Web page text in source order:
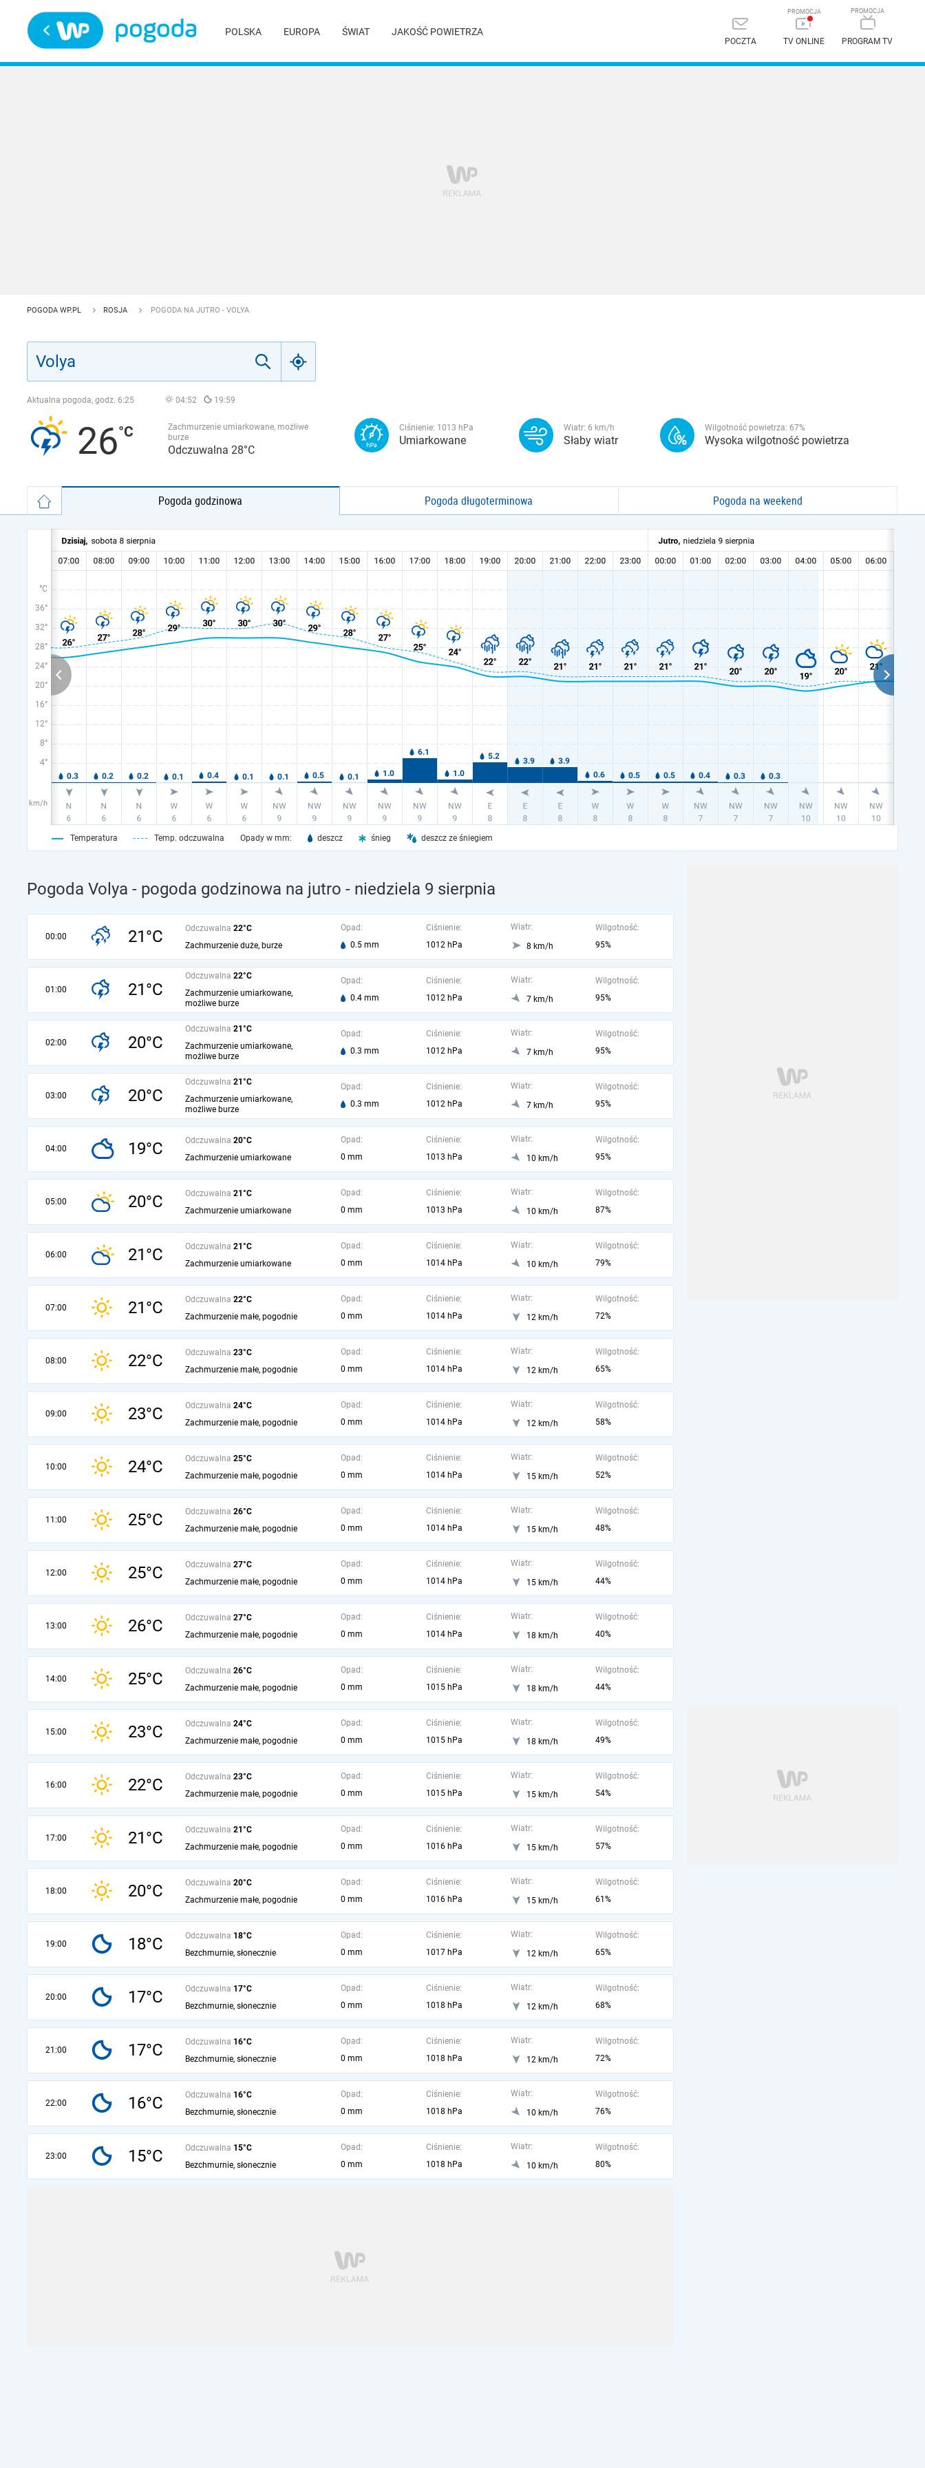
POLSKA EUROPA ŚWIAT JAKOŚĆ POWIETRZA
POCZTA TV ONLINE PROGRAM TV
POGODA WP.PL ROSJA POGODA NA JUTRO - VOLYA
Aktualna pogoda, godz. 6:25 04:52 19:59
26
Zachmurzenie umiarkowane, możliwe
burze
Odczuwalna 28°C
Ciśnienie: 1013 hPa
Umiarkowane
Wiatr: 6 km/h
Słaby wiatr
Wilgotność powietrza: 67%
Wysoka wilgotność powietrza
Pogoda godzinowa Pogoda długoterminowa Pogoda na weekend
°C
36°
32°
28°
24°
20°
16°
12°
8°
4°
km/h
Temperatura Temp. odczuwalna Opady w mm: deszcz śnieg deszcz ze śniegiem
Pogoda Volya - pogoda godzinowa na jutro - niedziela 9 sierpnia
00:00 21°C Odczuwalna 22°C
Zachmurzenie duże, burze
Opad:
0.5 mm
Ciśnienie:
1012 hPa
Wiatr:
8 km/h
Wilgotność:
95%
01:00 21°C
Odczuwalna 22°C
Zachmurzenie umiarkowane,
możliwe burze
Opad:
0.4 mm
Ciśnienie:
1012 hPa
Wiatr:
7 km/h
Wilgotność:
95%
02:00 20°C
Odczuwalna 21°C
Zachmurzenie umiarkowane,
możliwe burze
Opad:
0.3 mm
Ciśnienie:
1012 hPa
Wiatr:
7 km/h
Wilgotność:
95%
03:00 20°C
Odczuwalna 21°C
Zachmurzenie umiarkowane,
możliwe burze
Opad:
0.3 mm
Ciśnienie:
1012 hPa
Wiatr:
7 km/h
Wilgotność:
95%
04:00 19°C Odczuwalna 20°C
Zachmurzenie umiarkowane
Opad:
0 mm
Ciśnienie:
1013 hPa
Wiatr:
10 km/h
Wilgotność:
95%
05:00 20°C Odczuwalna 21°C
Zachmurzenie umiarkowane
Opad:
0 mm
Ciśnienie:
1013 hPa
Wiatr:
10 km/h
Wilgotność:
87%
06:00 21°C Odczuwalna 21°C
Zachmurzenie umiarkowane
Opad:
0 mm
Ciśnienie:
1014 hPa
Wiatr:
10 km/h
Wilgotność:
79%
07:00 21°C Odczuwalna 22°C
Zachmurzenie małe, pogodnie
Opad:
0 mm
Ciśnienie:
1014 hPa
Wiatr:
12 km/h
Wilgotność:
72%
08:00 22°C Odczuwalna 23°C
Zachmurzenie małe, pogodnie
Opad:
0 mm
Ciśnienie:
1014 hPa
Wiatr:
12 km/h
Wilgotność:
65%
09:00 23°C Odczuwalna 24°C
Zachmurzenie małe, pogodnie
Opad:
0 mm
Ciśnienie:
1014 hPa
Wiatr:
12 km/h
Wilgotność:
58%
10:00 24°C Odczuwalna 25°C
Zachmurzenie małe, pogodnie
Opad:
0 mm
Ciśnienie:
1014 hPa
Wiatr:
15 km/h
Wilgotność:
52%
11:00 25°C Odczuwalna 26°C
Zachmurzenie małe, pogodnie
Opad:
0 mm
Ciśnienie:
1014 hPa
Wiatr:
15 km/h
Wilgotność:
48%
12:00 25°C Odczuwalna 27°C
Zachmurzenie małe, pogodnie
Opad:
0 mm
Ciśnienie:
1014 hPa
Wiatr:
15 km/h
Wilgotność:
44%
13:00 26°C Odczuwalna 27°C
Zachmurzenie małe, pogodnie
Opad:
0 mm
Ciśnienie:
1014 hPa
Wiatr:
18 km/h
Wilgotność:
40%
14:00 25°C Odczuwalna 26°C
Zachmurzenie małe, pogodnie
Opad:
0 mm
Ciśnienie:
1015 hPa
Wiatr:
18 km/h
Wilgotność:
44%
15:00 23°C Odczuwalna 24°C
Zachmurzenie małe, pogodnie
Opad:
0 mm
Ciśnienie:
1015 hPa
Wiatr:
18 km/h
Wilgotność:
49%
16:00 22°C Odczuwalna 23°C
Zachmurzenie małe, pogodnie
Opad:
0 mm
Ciśnienie:
1015 hPa
Wiatr:
15 km/h
Wilgotność:
54%
17:00 21°C Odczuwalna 21°C
Zachmurzenie małe, pogodnie
Opad:
0 mm
Ciśnienie:
1016 hPa
Wiatr:
15 km/h
Wilgotność:
57%
18:00 20°C Odczuwalna 20°C
Zachmurzenie małe, pogodnie
Opad:
0 mm
Ciśnienie:
1016 hPa
Wiatr:
15 km/h
Wilgotność:
61%
19:00 18°C Odczuwalna 18°C
Bezchmurnie, słonecznie
Opad:
0 mm
Ciśnienie:
1017 hPa
Wiatr:
12 km/h
Wilgotność:
65%
20:00 17°C Odczuwalna 17°C
Bezchmurnie, słonecznie
Opad:
0 mm
Ciśnienie:
1018 hPa
Wiatr:
12 km/h
Wilgotność:
68%
21:00 17°C Odczuwalna 16°C
Bezchmurnie, słonecznie
Opad:
0 mm
Ciśnienie:
1018 hPa
Wiatr:
12 km/h
Wilgotność:
72%
22:00 16°C Odczuwalna 16°C
Bezchmurnie, słonecznie
Opad:
0 mm
Ciśnienie:
1018 hPa
Wiatr:
10 km/h
Wilgotność:
76%
23:00 15°C Odczuwalna 15°C
Bezchmurnie, słonecznie
Opad:
0 mm
Ciśnienie:
1018 hPa
Wiatr:
10 km/h
Wilgotność:
80%